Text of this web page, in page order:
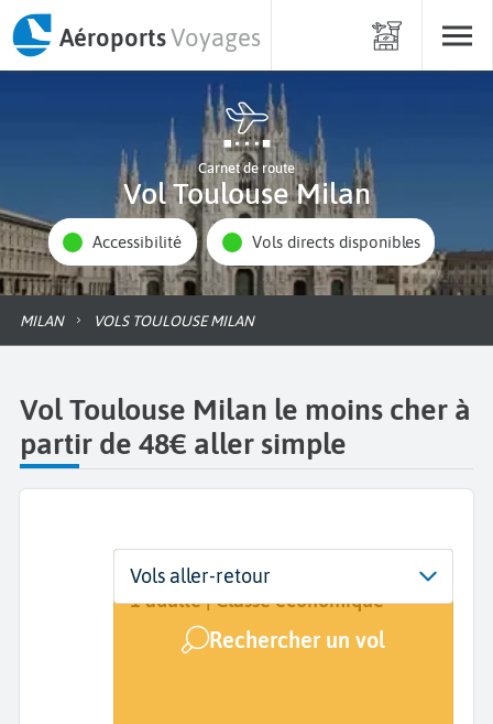
AéroportsVoyages
Carnet de route
Vol Toulouse Milan
Accessibilité Vols directs disponibles
MILAN VOLS TOULOUSE MILAN
Vol Toulouse Milan le moins cher à
partir de 48€ aller simple
Départ
Toulouse (TLS)
Dates
Dates de votre voyage
Voyageurs | Classe
1 adulte | Classe économique
Rechercher un vol
Vols aller-retour